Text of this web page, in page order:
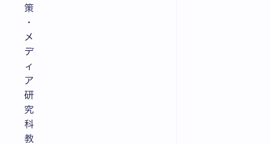
策
・
メ
デ
ィ
ア
研
究
科
教